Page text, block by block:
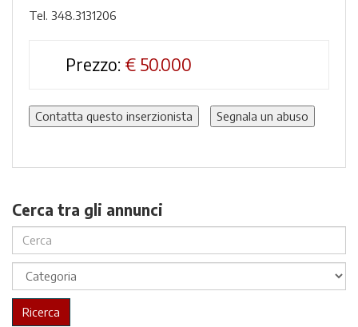
Tel. 348.3131206
Prezzo: € 50.000
Contatta questo inserzionista Segnala un abuso
Cerca tra gli annunci
Ricerca